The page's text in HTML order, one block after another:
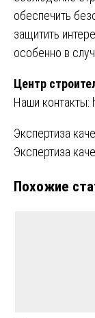
обеспечить
защитить
особенно в
Центр
Наши контакты:
Навигация
записям
Экспертиза
Экспертиза
Похожие